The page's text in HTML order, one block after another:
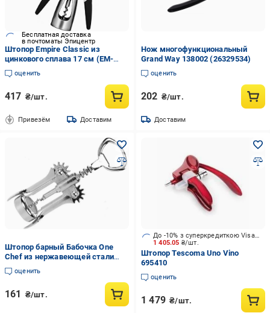
Бесплатная доставка
в почтоматы Эпицентр
Штопор Empire Classic из
цинкового сплава 17 см (EM-
9622)
оценить
417 ₴/шт.
Привезём Доставим
Нож многофункциональный
Grand Way 138002 (26329534)
оценить
202 ₴/шт.
Доставим
Штопор барный Бабочка One
Chef из нержавеющей стали
усиленный 16,5 см
оценить
161 ₴/шт.
1 405.05 ₴/шт.
До -10% з суперкредиткою Visa Вигода
Штопор Tescoma Uno Vino
695410
оценить
1 479 ₴/шт.